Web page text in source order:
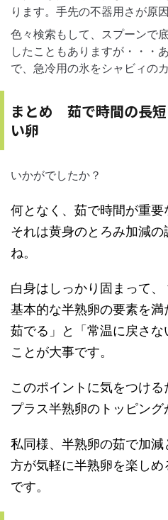
ります。手先の不器用さが原
色々検索もして、スプーンで
したこともありますが・・・
で、急冷用の氷をシャビィの
まとめ 茹で時間の長
い卵
いかがでしたか？
何となく、茹で時間が重要
それは黄身のとろみ加減
ね。
白身はしっかり固まって、
基本的な半熟卵の要素を
茹でる」と「常温に戻さな
ことが大事です。
このポイントに気をつけ
プラス半熟卵のトッピング
私同様、半熟卵の茹で加
方が気軽に半熟卵を楽し
です。